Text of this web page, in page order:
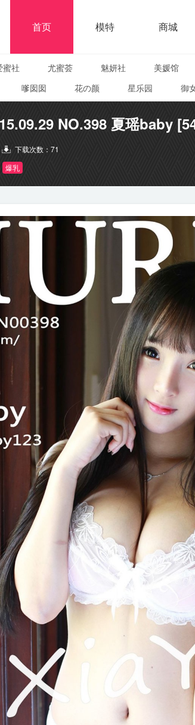
首页 模特 商城
蜜社 尤蜜荟 魅妍社 美媛馆
嗲囡囡 花の颜 星乐园 御
NO.398 夏瑶baby
下载次数： 71
爆乳